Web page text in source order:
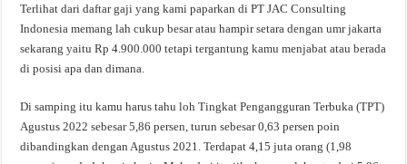
Terlihat dari daftar gaji yang kami paparkan di PT JAC Consulting
Indonesia memang lah cukup besar atau hampir setara dengan umr jakarta
sekarang yaitu Rp 4.900.000 tetapi tergantung kamu menjabat atau berada
di posisi apa dan dimana.
Di samping itu kamu harus tahu loh Tingkat Pengangguran Terbuka (TPT)
Agustus 2022 sebesar 5,86 persen, turun sebesar 0,63 persen poin
dibandingkan dengan Agustus 2021. Terdapat 4,15 juta orang (1,98